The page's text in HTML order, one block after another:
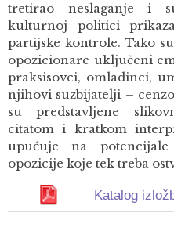
tretirao neslaganje i
kulturnoj politici
partijske kontrole. Tako
opozicionare uključeni
praksisovci, omladinci,
njihovi suzbijatelji –
su predstavljene
citatom i kratkom
upućuje na
opozicije koje tek treba
Katalog